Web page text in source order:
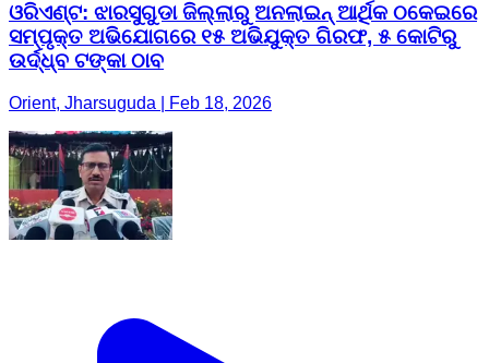
ଓରିଏଣ୍ଟ: ଝାରସୁଗୁଡା ଜିଲ୍ଲାରୁ ଅନଲାଇନ୍ ଆର୍ଥିକ ଠକେଇରେ
ସମ୍ପୃକ୍ତ ଅଭିଯୋଗରେ ୧୫ ଅଭିଯୁକ୍ତ ଗିରଫ, ୫ କୋଟିରୁ
ଉର୍ଦ୍ଧ୍ବ ଟଙ୍କା ଠାବ
Orient, Jharsuguda | Feb 18, 2026